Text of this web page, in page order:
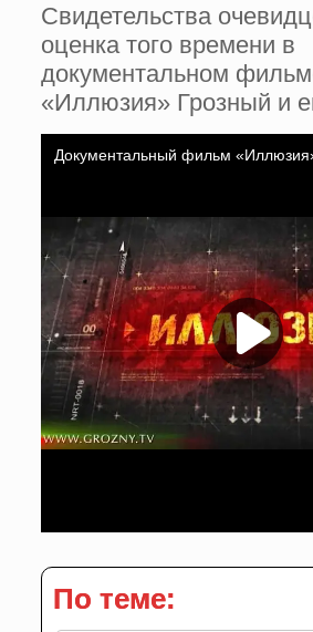
Свидетельства
оценка того времени в
документальном
«Иллюзия» Грозный и
По теме: